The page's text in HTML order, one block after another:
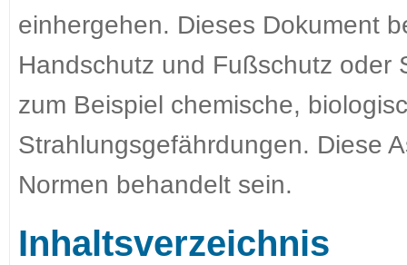
einhergehen. Dieses Dokument
Handschutz und Fußschutz oder
zum Beispiel chemische,
Strahlungsgefährdungen. Diese
Normen behandelt sein.
Inhaltsverzeichnis